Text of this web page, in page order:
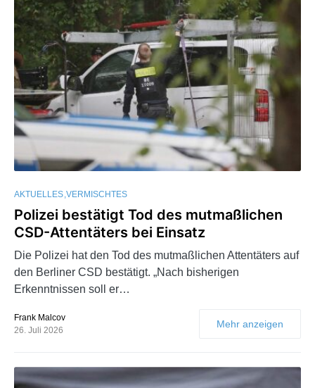
AKTUELLES VERMISCHTES
Polizei bestätigt Tod des mutmaßlichen
CSD-Attentäters bei Einsatz
Die Polizei hat den Tod des mutmaßlichen Attentäters auf
den Berliner CSD bestätigt. „Nach bisherigen
Erkenntnissen soll er…
Frank Malcov
26. Juli 2026
Mehr anzeigen